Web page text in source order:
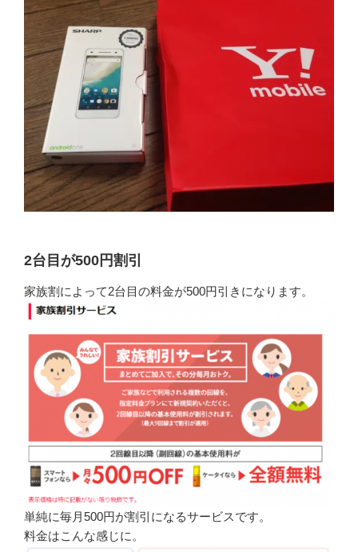
2台目が500円割引
家族割によって2台目の料金が500円引きになります。
単純に毎月500円が割引になるサービスです。
料金はこんな感じに。